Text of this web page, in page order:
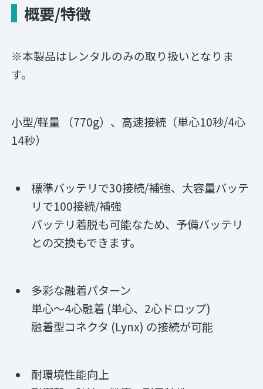
概要/特徴
※本製品はレンタルのみの取り扱いとなりま
す。
小型/軽量 （770g）、高速接続（単心10秒/4心
14秒）
標準バッテリで30接続/補強、大容量バッテ
リで100接続/補強
バッテリ着脱も可能なため、予備バッテリ
との交換もできます。
多彩な融着パターン
単心～4心融着 (単心、2心ドロップ)
融着型コネクタ (Lynx) の接続が可能
耐環境性能向上